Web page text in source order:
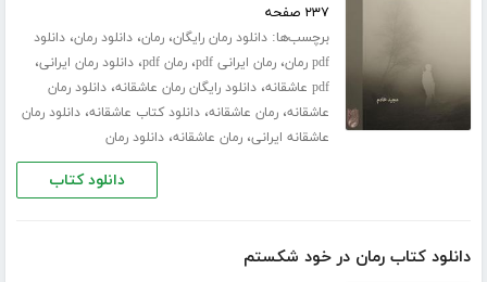
۲۳۷ صفحه
برچسب‌ها:دانلود رمان رایگان،رمان،دانلود رمان،دانلود
pdf رمان
،رمان ایرانی pdf ،رمان pdf ،دانلود رمان ایرانی،
pdf عاشقانه ،دانلود رایگان رمان عاشقانه،دانلود رمان
عاشقانه،رمان عاشقانه،دانلود کتاب عاشقانه،دانلود رمان
عاشقانه ایرانی،رمان عاشقانه،دانلود رمان
دانلود کتاب
دانلود کتاب رمان در خود شکستم